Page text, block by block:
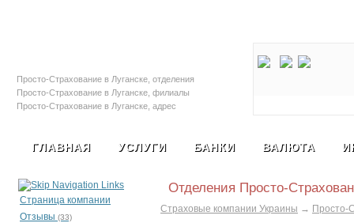
Просто-Страхование в Луганске, отделения
Просто-Страхование в Луганске, филиалы
Просто-Страхование в Луганске, адрес
компания Просто-Страхование в Луганске
ГЛАВНАЯ УСЛУГИ БАНКИ ВАЛЮТА
Страница компании
Отзывы (33)
Отделения Просто-
Страховые компании Украины → Просто-